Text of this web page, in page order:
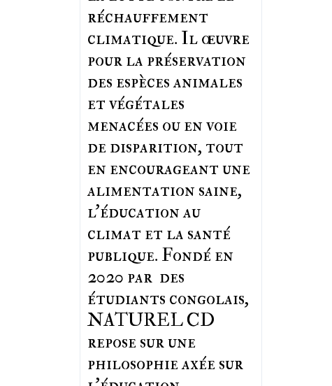
réchauffement
climatique. Il œuvre
pour la préservation
des espèces animales
et végétales
menacées ou en voie
de disparition, tout
en encourageant une
alimentation saine,
l'éducation au
climat et la santé
publique. Fondé en
2020 par des
étudiants congolais,
NATUREL CD
repose sur une
philosophie axée sur